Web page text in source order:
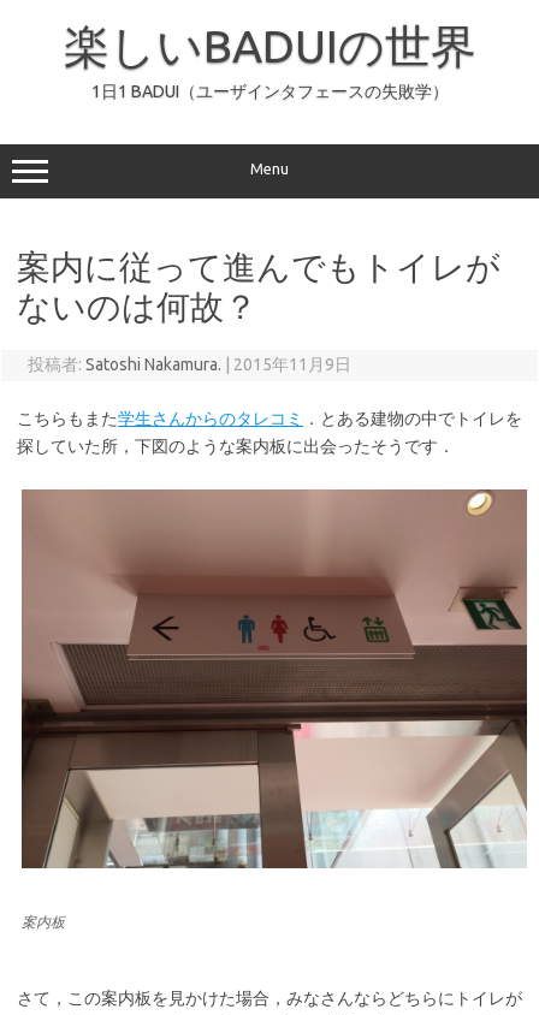
ッ
プ
楽しいBADUIの世界
1日1 BADUI（ユーザインタフェースの失敗学）
Menu
案内に従って進んでもトイレが
ないのは何故？
投稿者: Satoshi Nakamura. 2015年11月9日
こちらもまた学生さんからのタレコミ
．とある建物の中でトイレを
探していた所，下図のような案内板に出会ったそうです．
案内板
さて，この案内板を見かけた場合，みなさんならどちらにトイレが